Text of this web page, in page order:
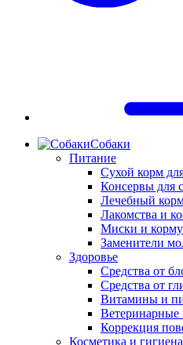
Собаки
Питание
Сухой корм
Консервы для
Лечебный
Лакомства и
Миски и
Заменители
Здоровье
Средства от
Средства от
Витамины и
Ветеринарные
Коррекция
Косметика и гигиена